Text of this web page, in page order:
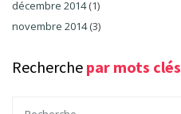
décembre 2014(1)
novembre 2014(3)
Recherche par mots clés